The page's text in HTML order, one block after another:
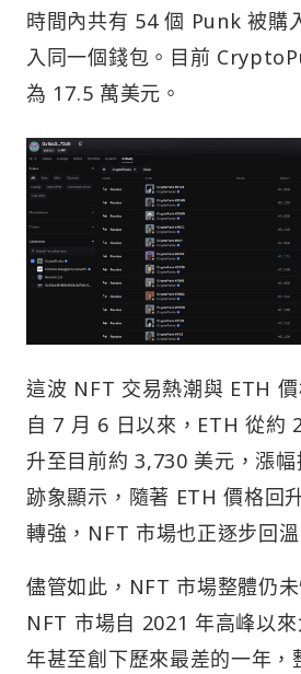
時間內共有 54 個 Punk 被購
入同一個錢包。目前
為 17.5 萬美元。
這波 NFT 交易熱潮與 ETH 價
自 7 月 6 日以來，ETH 從約
升至目前約 3,730 美元，漲
跡象顯示，隨著 ETH 價格回
轉強，NFT 市場也正逐步回溫
儘管如此，NFT 市場整體仍
NFT 市場自 2021 年高峰以
年甚至創下歷來最差的一年